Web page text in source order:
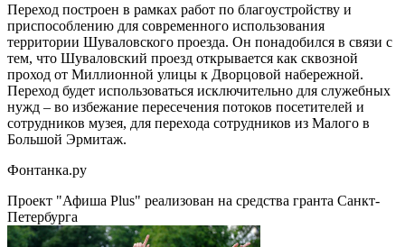
Переход построен в рамках работ по благоустройству и
приспособлению для современного использования
территории Шуваловского проезда. Он понадобился в связи с
тем, что Шуваловский проезд открывается как сквозной
проход от Миллионной улицы к Дворцовой набережной.
Переход будет использоваться исключительно для служебных
нужд – во избежание пересечения потоков посетителей и
сотрудников музея, для перехода сотрудников из Малого в
Большой Эрмитаж.
Фонтанка.ру
Проект "Афиша Plus" реализован на средства гранта Санкт-
Петербурга